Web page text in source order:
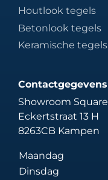
Houtlook tegels
Betonlook tegels
Keramische tegels
Contactgegevens
Showroom Square
Eckertstraat 13 H
8263CB Kampen
Maandag
Dinsdag